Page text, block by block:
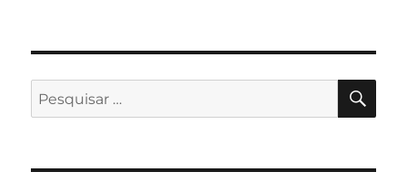
Pesquisar
por: